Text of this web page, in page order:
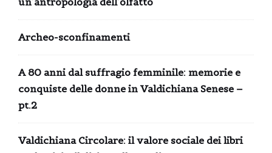
Archeo-sconfinamenti
A 80 anni dal suffragio femminile: memorie e
conquiste delle donne in Valdichiana Senese –
pt.2
Valdichiana Circolare: il valore sociale dei libri